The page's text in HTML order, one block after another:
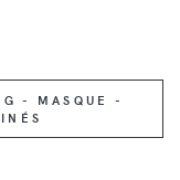
- MASQUE -